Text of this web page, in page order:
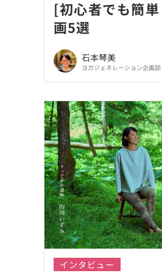
[初心者でも簡
画5選
石本琴美
ヨガジェネレーション企画部
インタビュー